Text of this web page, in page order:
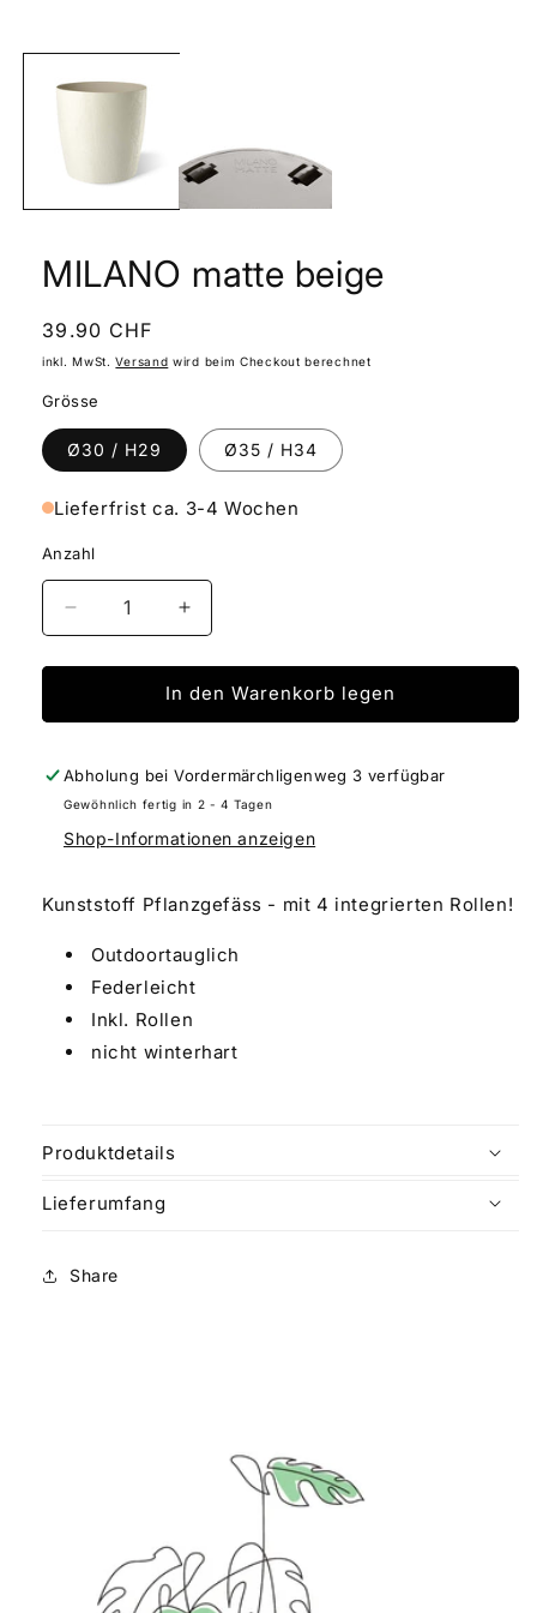
1
Modal
MILANO matte beige
Normaler
Preis
39.90 CHF
inkl. MwSt.Versand wird beim Checkout berechnet
Grösse
Ø30 / H29 Ø35 / H34
Lieferfrist ca. 3-4 Wochen
Anzahl
Verringere
die
Menge
MILANO
beige
Erhöhe
die
Menge
für
MILANO
beige
In den Warenkorb legen
Abholung beiVordermärchligenweg 3 verfügbar
Gewöhnlich fertig in 2 - 4 Tagen
Shop-Informationen anzeigen
Kunststoff Pflanzgefäss - mit 4 integrierten Rollen!
Outdoortauglich
Federleicht
Inkl. Rollen
nicht winterhart
Produktdetails
Lieferumfang
Share